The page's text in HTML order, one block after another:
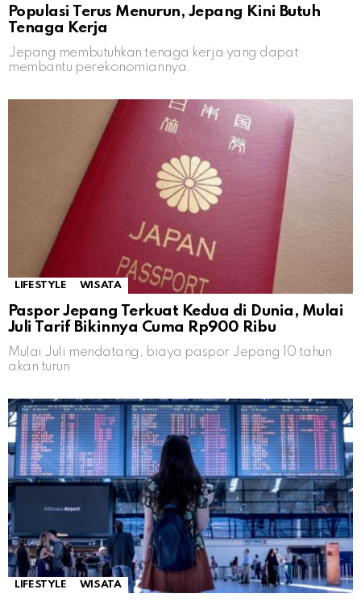
Populasi Terus Menurun, Jepang Kini Butuh
Tenaga Kerja
Jepang membutuhkan tenaga kerja yang dapat
membantu perekonomiannya.
LIFESTYLE WISATA
Paspor Jepang Terkuat Kedua di Dunia, Mulai
Juli Tarif Bikinnya Cuma Rp900 Ribu
Mulai Juli mendatang, biaya paspor Jepang 10 tahun
akan turun
LIFESTYLE WISATA